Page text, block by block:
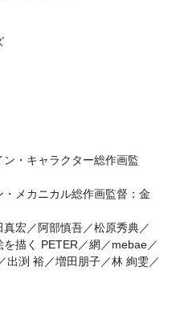
・キャラクター総作画監
メカニカル総作画監督：金
宏／阿部慎吾／松原秀典／
描く PETER／網／mebae／
出渕 裕／増田朋子／林 絢雯／